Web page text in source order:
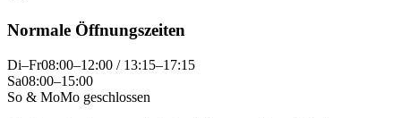
Normale Öffnungszeiten
Di–Fr08:00–12:00 / 13:15–17:15
Sa08:00–15:00
So & MoMo geschlossen